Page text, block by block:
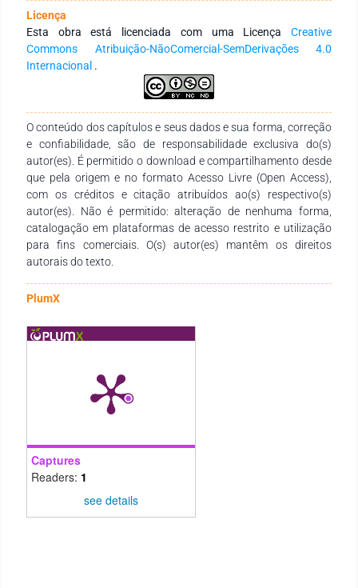
empregadas e suas principais facilidades e contribuições
educacionais, para que as mesmas possam inspirar as
futuras práticas pedagógicas no ensino presencial.
Licença
Esta obra está licenciada com uma Licença Creative
Commons Atribuição-NãoComercial-SemDerivações 4.0
Internacional .
O conteúdo dos capítulos e seus dados e sua forma, correção
e confiabilidade, são de responsabilidade exclusiva do(s)
autor(es). É permitido o download e compartilhamento desde
que pela origem e no formato Acesso Livre (Open Access),
com os créditos e citação atribuídos ao(s) respectivo(s)
autor(es). Não é permitido: alteração de nenhuma forma,
catalogação em plataformas de acesso restrito e utilização
para fins comerciais. O(s) autor(es) mantêm os direitos
autorais do texto.
PlumX
Captures
Readers: 1
see details